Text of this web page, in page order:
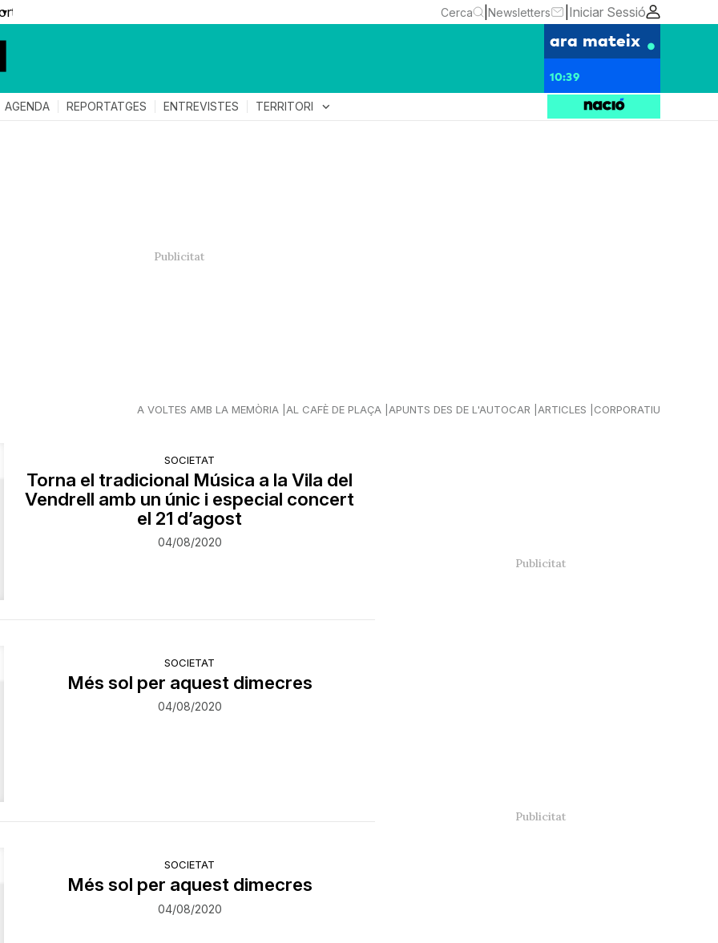
▼ Cerca Newsletters Iniciar Sessió
ara mateix
10:39
AGENDA REPORTATGES ENTREVISTES TERRITORI expand_more
A VOLTES AMB LA MEMÒRIA AL CAFÈ DE PLAÇA APUNTS DES DE L'AUTOCAR ARTICLES CORPORATIU
SOCIETAT
Torna el tradicional Música a la Vila del
Vendrell amb un únic i especial concert
el 21 d’agost
04/08/2020
SOCIETAT
Més sol per aquest dimecres
04/08/2020
SOCIETAT
Més sol per aquest dimecres
04/08/2020